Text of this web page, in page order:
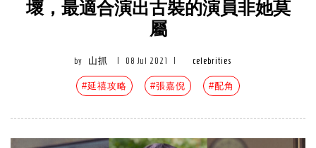
壞，最適合演出古裝的演員非她莫
屬
by 山抓 08 Jul 2021 celebrities
#延禧攻略 #張嘉倪 #配角